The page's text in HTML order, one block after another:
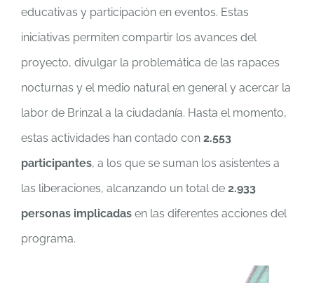
educativas y participación en eventos. Estas
iniciativas permiten compartir los avances del
proyecto, divulgar la problemática de las rapaces
nocturnas y el medio natural en general y acercar la
labor de Brinzal a la ciudadanía. Hasta el momento,
estas actividades han contado con 2.553
participantes, a los que se suman los asistentes a
las liberaciones, alcanzando un total de 2.933
personas implicadas en las diferentes acciones del
programa.